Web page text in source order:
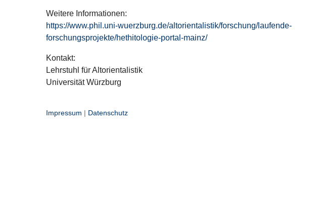
Weitere Informationen:
https://www.phil.uni-wuerzburg.de/altorientalistik/forschung/laufende-
forschungsprojekte/hethitologie-portal-mainz/
Kontakt:
Lehrstuhl für Altorientalistik
Universität Würzburg
Impressum | Datenschutz